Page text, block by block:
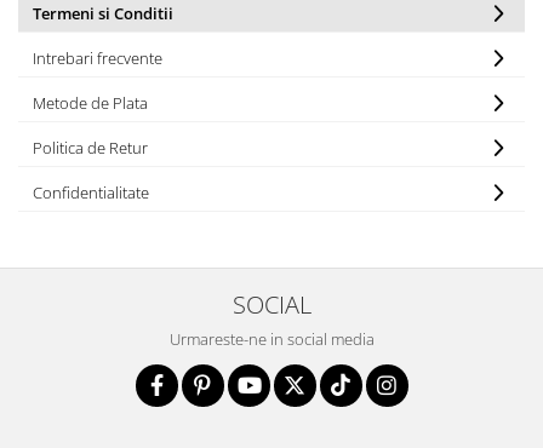
Termeni si Conditii
Intrebari frecvente
Metode de Plata
Politica de Retur
Confidentialitate
SOCIAL
Urmareste-ne in social media